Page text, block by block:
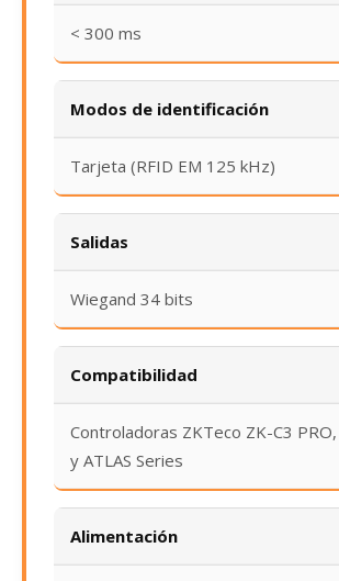
< 300 ms
Modos de identificación
Tarjeta (RFID EM 125 kHz)
Salidas
Wiegand 34 bits
Compatibilidad
Controladoras ZKTeco ZK-C3 PRO,
y ATLAS Series
Alimentación